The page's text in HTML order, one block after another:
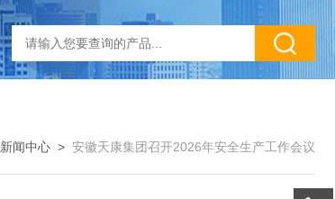
新闻中心 > 安徽天康集团召开2026年安全生产工作会议